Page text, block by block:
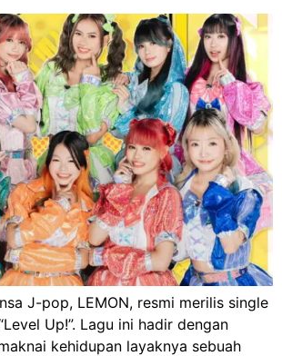
J-pop, LEMON, resmi merilis single
Up!”. Lagu ini hadir dengan
kehidupan layaknya sebuah